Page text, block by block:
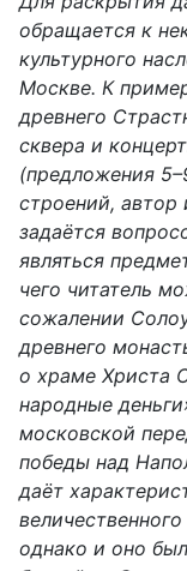
обращается к
культурного
Москве. К
древнего
сквера и
(предложения
строений, автор
задаётся
являться
чего читатель
сожалении
древнего
о храме Христа
народные
московской
победы над
даёт
однако и оно